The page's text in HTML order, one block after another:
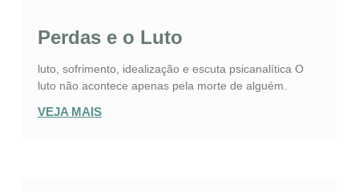
Perdas e o Luto
luto, sofrimento, idealização e escuta psicanalítica O
luto não acontece apenas pela morte de alguém.
VEJA MAIS